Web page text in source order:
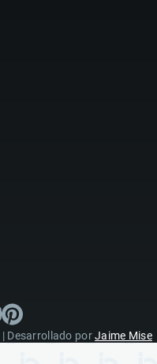
Desarrollado porJaime Mise